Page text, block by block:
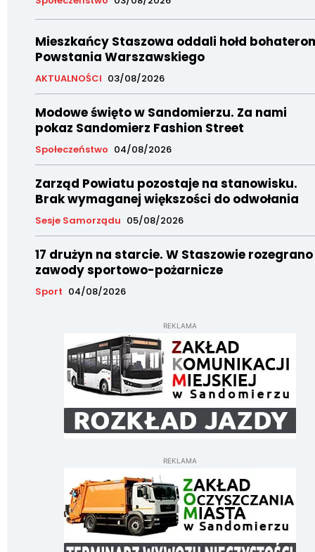
Mieszkańcy Staszowa oddali hołd
Powstania Warszawskiego
AKTUALNOŚCI 03/08/2026
Modowe święto w Sandomierzu. Za nami
pokaz Sandomierz Fashion Street
Społeczeństwo 04/08/2026
Zarząd Powiatu pozostaje na stanowisku.
Brak wymaganej większości do odwołania
Sesje Samorządu 05/08/2026
17 drużyn na starcie. W Staszowie rozegrano
zawody sportowo-pożarnicze
Sport 04/08/2026
REKLAMA
REKLAMA